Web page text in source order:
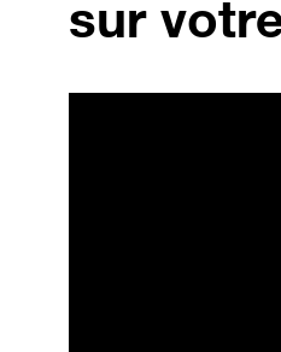
sur